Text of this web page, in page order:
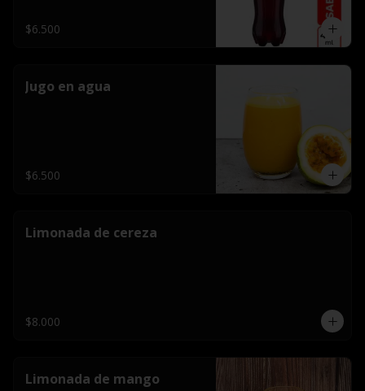
$6.500
Jugo en agua
$6.500
Limonada de cereza
$8.000
Limonada de mango